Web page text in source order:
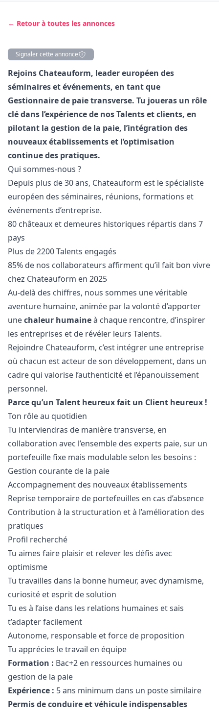
← Retour à toutes les annonces
Signaler cette annonce
Description
Rejoins Chateauform, leader européen des
séminaires et événements, en tant que
Gestionnaire de paie transverse. Tu joueras un rôle
clé dans l’expérience de nos Talents et clients, en
pilotant la gestion de la paie, l’intégration des
nouveaux établissements et l’optimisation
continue des pratiques.
Qui sommes-nous ?
Depuis plus de 30 ans, Chateauform est le spécialiste
européen des séminaires, réunions, formations et
événements d’entreprise.
80 châteaux et demeures historiques répartis dans 7
pays
Plus de 2200 Talents engagés
85% de nos collaborateurs affirment qu’il fait bon vivre
chez Chateauform en 2025
Au-delà des chiffres, nous sommes une véritable
aventure humaine, animée par la volonté d’apporter
unechaleur humaineà chaque rencontre, d’inspirer
les entreprises et de révéler leurs Talents.
Rejoindre Chateauform, c’est intégrer une entreprise
où chacun est acteur de son développement, dans un
cadre qui valorise l’authenticité et l’épanouissement
personnel.
Parce qu’un Talent heureux fait un Client heureux !
Ton rôle au quotidien
Tu interviendras de manière transverse, en
collaboration avec l’ensemble des experts paie, sur un
portefeuille fixe mais modulable selon les besoins :
Gestion courante de la paie
Accompagnement des nouveaux établissements
Reprise temporaire de portefeuilles en cas d’absence
Contribution à la structuration et à l’amélioration des
pratiques
Profil recherché
Tu aimes faire plaisir et relever les défis avec
optimisme
Tu travailles dans la bonne humeur, avec dynamisme,
curiosité et esprit de solution
Tu es à l’aise dans les relations humaines et sais
t’adapter facilement
Autonome, responsable et force de proposition
Tu apprécies le travail en équipe
Formation : Bac+2 en ressources humaines ou
gestion de la paie
Expérience : 5 ans minimum dans un poste similaire
Permis de conduire et véhicule indispensables